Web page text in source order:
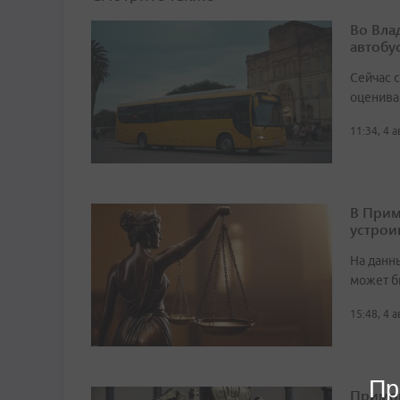
Во
Сейчас
11:34, 4
В
На
может
15:48, 4